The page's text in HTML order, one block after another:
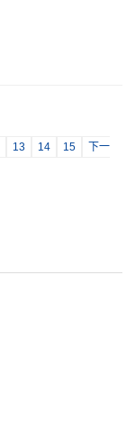
13 14 15
下一